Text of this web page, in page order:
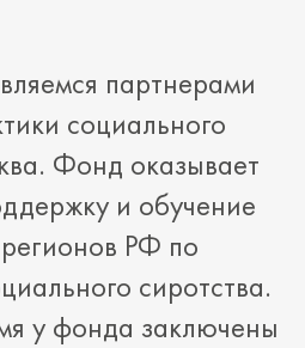
партнерами
социального
Фонд оказывает
и обучение
РФ по
сиротства.
у фонда заключены